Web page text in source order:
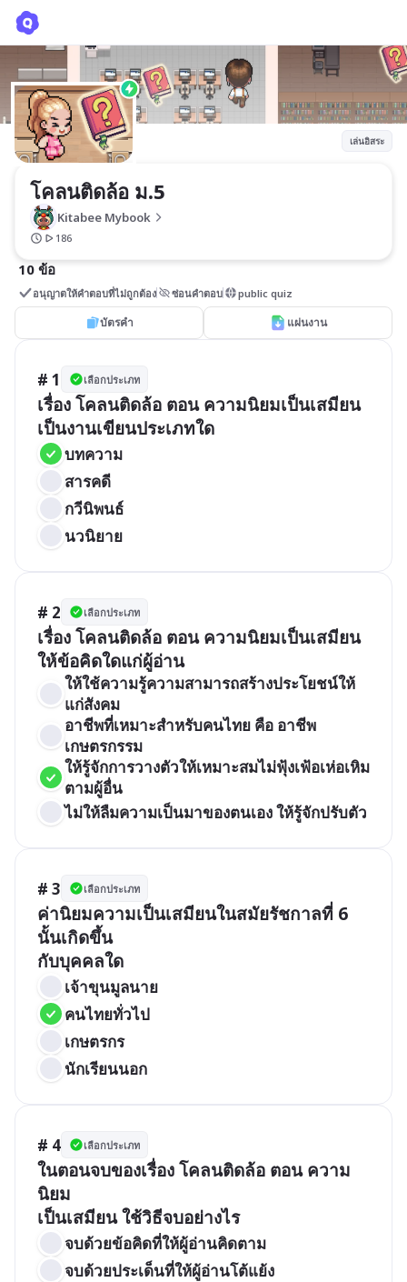
เล่นอิสระ
โคลนติดล้อ ม.5
Kitabee Mybook
186
10 ข้อ
อนุญาตให้คำตอบที่ไม่ถูกต้อง ซ่อนคำตอบ public quiz
บัตรคำ แผ่นงาน
# 1 เลือกประเภท
เรื่อง โคลนติดล้อ ตอน ความนิยมเป็นเสมียน
บทความ
สารคดี
กวีนิพนธ์
นวนิยาย
# 2 เลือกประเภท
เรื่อง โคลนติดล้อ ตอน ความนิยมเป็นเสมียน
ให้ใช้ความรู้ความสามารถสร้างประโยชน์ให้
แก่สังคม
อาชีพที่เหมาะสำหรับคนไทย คือ อาชีพ
เกษตรกรรม
ให้รู้จักการวางตัวให้เหมาะสมไม่ฟุ้งเฟ้อเห่อเหิม
ตามผู้อื่น
ไม่ให้ลืมความเป็นมาของตนเอง ให้รู้จักปรับตัว
# 3 เลือกประเภท
ค่านิยมความเป็นเสมียนในสมัยรัชกาลที่ 6
นั้นเกิดขึ้น
เจ้าขุนมูลนาย
คนไทยทั่วไป
เกษตรกร
นักเรียนนอก
# 4 เลือกประเภท
ในตอนจบของเรื่อง โคลนติดล้อ ตอน ความ
นิยม
จบด้วยข้อคิดที่ให้ผู้อ่านคิดตาม
จบด้วยประเด็นที่ให้ผู้อ่านโต้แย้ง